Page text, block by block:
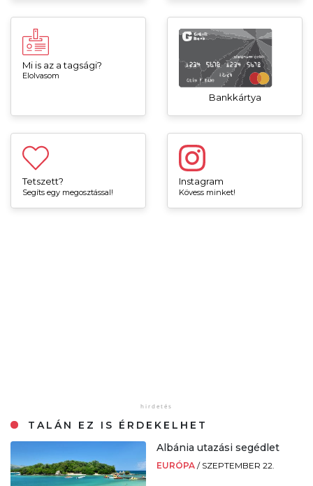
Mi is az a tagsági?
Elolvasom
Bankkártya
Tetszett?
Segíts egy megosztással!
Instagram
Kövess minket!
TALÁN EZ IS ÉRDEKELHET
Albánia utazási segédlet
EURÓPA / SZEPTEMBER 22.